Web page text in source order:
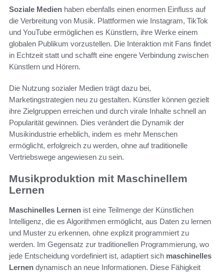
Soziale Medien haben ebenfalls einen enormen Einfluss auf
die Verbreitung von Musik. Plattformen wie Instagram, TikTok
und YouTube ermöglichen es Künstlern, ihre Werke einem
globalen Publikum vorzustellen. Die Interaktion mit Fans findet
in Echtzeit statt und schafft eine engere Verbindung zwischen
Künstlern und Hörern.
Die Nutzung sozialer Medien trägt dazu bei,
Marketingstrategien neu zu gestalten. Künstler können gezielt
ihre Zielgruppen erreichen und durch virale Inhalte schnell an
Popularität gewinnen. Dies verändert die Dynamik der
Musikindustrie erheblich, indem es mehr Menschen
ermöglicht, erfolgreich zu werden, ohne auf traditionelle
Vertriebswege angewiesen zu sein.
Musikproduktion mit Maschinellem
Lernen
Maschinelles Lernen ist eine Teilmenge der Künstlichen
Intelligenz, die es Algorithmen ermöglicht, aus Daten zu lernen
und Muster zu erkennen, ohne explizit programmiert zu
werden. Im Gegensatz zur traditionellen Programmierung, wo
jede Entscheidung vordefiniert ist, adaptiert sich maschinelles
Lernen dynamisch an neue Informationen. Diese Fähigkeit